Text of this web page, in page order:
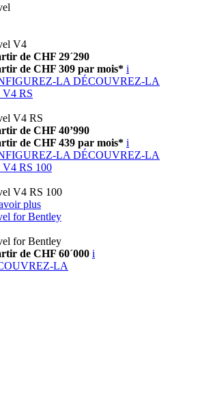
V4
de CHF 29´290
de CHF 309 par mois* i
LA DÉCOUVREZ-LA
V4 RS
V4 RS
de CHF 40’990
de CHF 439 par mois* i
LA DÉCOUVREZ-LA
V4 RS 100
V4 RS 100
plus
for Bentley
for Bentley
de CHF 60´000 i
LA